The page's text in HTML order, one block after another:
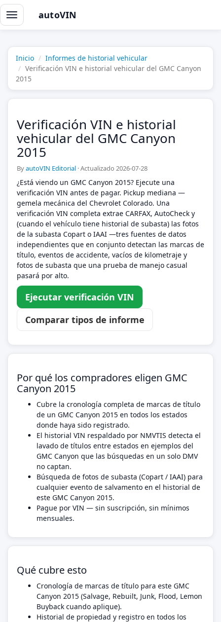
Alternar
navegación
autoVIN
Inicio
Informes de historial vehicular
Verificación VIN e historial vehicular del GMC Canyon
2015
Verificación VIN e historial
vehicular del GMC Canyon
2015
ByautoVIN Editorial ·Actualizado 2026-07-28
¿Está viendo un GMC Canyon 2015? Ejecute una
verificación VIN antes de pagar. Pickup mediana —
gemela mecánica del Chevrolet Colorado. Una
verificación VIN completa extrae CARFAX, AutoCheck y
(cuando el vehículo tiene historial de subasta) las fotos
de la subasta Copart o IAAI —tres fuentes de datos
independientes que en conjunto detectan las marcas de
título, eventos de accidente, vacíos de kilometraje y
fotos de subasta que una prueba de manejo casual
pasará por alto.
Ejecutar verificación VIN
Comparar tipos de informe
Por qué los compradores eligen GMC
Canyon 2015
Cubre la cronología completa de marcas de título
de un GMC Canyon 2015 en todos los estados
donde haya sido registrado.
El historial VIN respaldado por NMVTIS detecta el
lavado de títulos entre estados en ejemplos del
GMC Canyon que las búsquedas en un solo DMV
no captan.
Búsqueda de fotos de subasta (Copart / IAAI) para
cualquier evento de salvamento en el historial de
este GMC Canyon 2015.
Pague por VIN — sin suscripción, sin mínimos
mensuales.
Qué cubre esto
Cronología de marcas de título para este GMC
Canyon 2015 (Salvage, Rebuilt, Junk, Flood, Lemon
Buyback cuando aplique).
Historial de propiedad y registro en todos los